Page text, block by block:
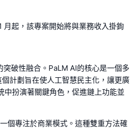
起，該專案開始將與業務收入掛鉤
破性融合。PaLM AI的核心是一個多
計劃旨在使人工智慧民主化，讓更廣
扮演著關鍵角色，促進鏈上功能並
個專注於商業模式。這種雙重方法確